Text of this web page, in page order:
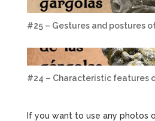
#25 – Gestures and postures
#24 – Characteristic features
If you want to use any photos